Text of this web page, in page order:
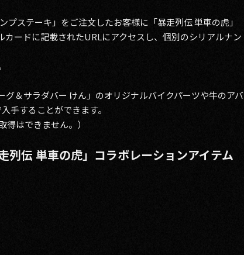
ステーキ」をご注文したお客様に「暴走列伝 単車の虎」
ードに記載されたURLにアクセスし、個別のシリアルナン
＆サラダバー けん」のオリジナルバイクパーツや牛のアバ
手することができます。
得はできません。）
伝 単車の虎」コラボレーションアイテム